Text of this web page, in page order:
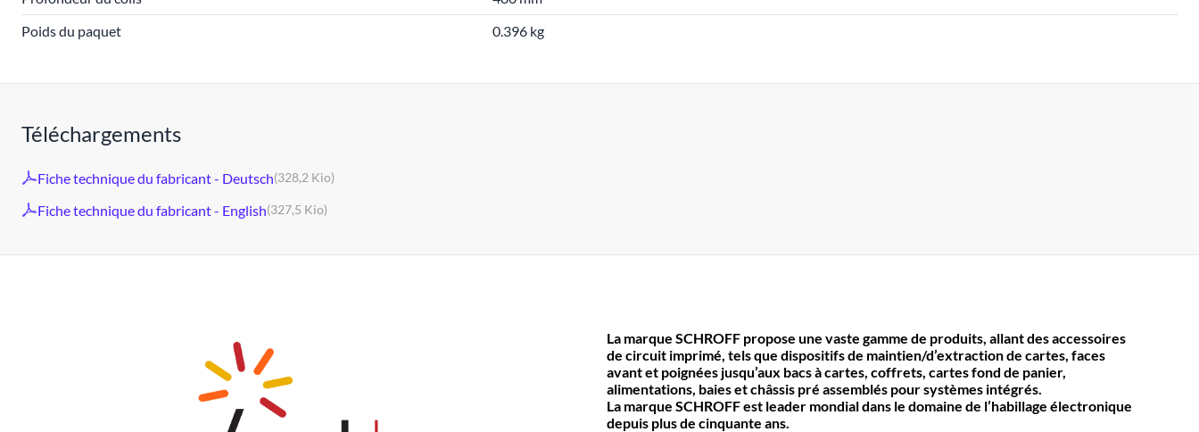
Poids du paquet
0.396 kg
Téléchargements
Fiche technique du fabricant - Deutsch(328,2 Kio)
Fiche technique du fabricant - English(327,5 Kio)
La marque SCHROFF propose une vaste gamme de produits, allant des accessoires
de circuit imprimé, tels que dispositifs de maintien/d’extraction de cartes, faces
avant et poignées jusqu’aux bacs à cartes, coffrets, cartes fond de panier,
alimentations, baies et châssis pré assemblés pour systèmes intégrés.
La marque SCHROFF est leader mondial dans le domaine de l’habillage électronique
depuis plus de cinquante ans.